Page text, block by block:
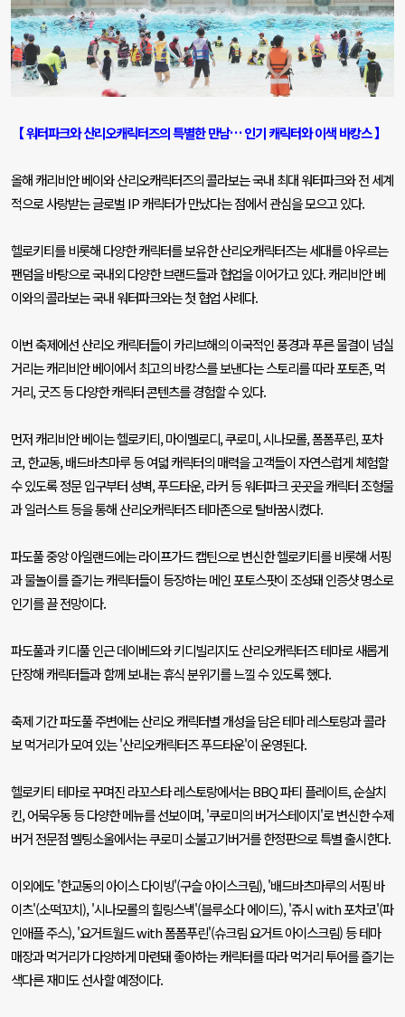
【 워터파크와 산리오캐릭터즈의 특별한 만남… 인기 캐릭터와 이색 바캉스 】
올해 캐리비안 베이와 산리오캐릭터즈의 콜라보는 국내 최대 워터파크와 전 세계
적으로 사랑받는 글로벌IP캐릭터가 만났다는 점에서 관심을 모으고 있다.
헬로키티를 비롯해 다양한 캐릭터를 보유한 산리오캐릭터즈는 세대를 아우르는
팬덤을 바탕으로 국내외 다양한 브랜드들과 협업을 이어가고 있다.캐리비안 베
이와의 콜라보는 국내 워터파크와는 첫 협업 사례다.
이번 축제에선 산리오 캐릭터들이 카리브해의 이국적인 풍경과 푸른 물결이 넘실
거리는 캐리비안 베이에서 최고의 바캉스를 보낸다는 스토리를 따라 포토존,먹
거리,굿즈 등 다양한 캐릭터 콘텐츠를 경험할 수 있다.
먼저 캐리비안 베이는 헬로키티,마이멜로디,쿠로미,시나모롤,폼폼푸린,포차
코,한교동,배드바츠마루 등 여덟 캐릭터의 매력을 고객들이 자연스럽게 체험할
수 있도록 정문 입구부터 성벽,푸드타운,라커 등 워터파크 곳곳을 캐릭터 조형물
과 일러스트 등을 통해 산리오캐릭터즈 테마존으로 탈바꿈시켰다.
파도풀 중앙 아일랜드에는 라이프가드 캡틴으로 변신한 헬로키티를 비롯해 서핑
과 물놀이를 즐기는 캐릭터들이 등장하는 메인 포토스팟이 조성돼 인증샷 명소로
인기를 끌 전망이다.
파도풀과 키디풀 인근 데이베드와 키디빌리지도 산리오캐릭터즈 테마로 새롭게
단장해 캐릭터들과 함께 보내는 휴식 분위기를 느낄 수 있도록 했다.
축제 기간 파도풀 주변에는 산리오 캐릭터별 개성을 담은 테마 레스토랑과 콜라
보 먹거리가 모여 있는'산리오캐릭터즈 푸드타운'이 운영된다.
헬로키티 테마로 꾸며진 라꼬스타 레스토랑에서는BBQ파티 플레이트,순살치
킨,어묵우동 등 다양한 메뉴를 선보이며, '쿠로미의 버거스테이지'로 변신한 수제
버거 전문점 멜팅소울에서는 쿠로미 소불고기버거를 한정판으로 특별 출시한다.
이외에도'한교동의 아이스 다이빙'(구슬 아이스크림), '배드바츠마루의 서핑 바
이츠'(소떡꼬치), '시나모롤의 힐링스낵'(블루소다 에이드), '쥬시with포차코'(파
인애플 주스), '요거트월드with폼폼푸린'(슈크림 요거트 아이스크림)등 테마
매장과 먹거리가 다양하게 마련돼 좋아하는 캐릭터를 따라 먹거리 투어를 즐기는
색다른 재미도 선사할 예정이다.